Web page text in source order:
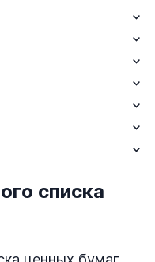
списка